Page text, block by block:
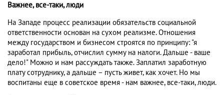
Важнее, все-таки, люди
На Западе процесс реализации обязательств социальной
ответственности основан на сухом реализме. Отношения
между государством и бизнесом строятся по принципу: "я
заработал прибыль, отчислил сумму на налоги. Дальше - ваше
дело!" Можно и нам рассуждать также. Заплатил заработную
плату сотруднику, а дальше – пусть живет, как хочет. Но мы
воспитаны еще в советское время - нам важнее, все-таки, люди.